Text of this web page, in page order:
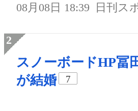
08月08日 18:39 日刊ス
スノーボードHP冨
が結婚
7